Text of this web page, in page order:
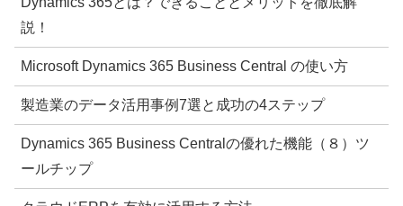
説！
Microsoft Dynamics 365 Business Central の使い方
製造業のデータ活用事例7選と成功の4ステップ
Dynamics 365 Business Centralの優れた機能（８）ツ
ールチップ